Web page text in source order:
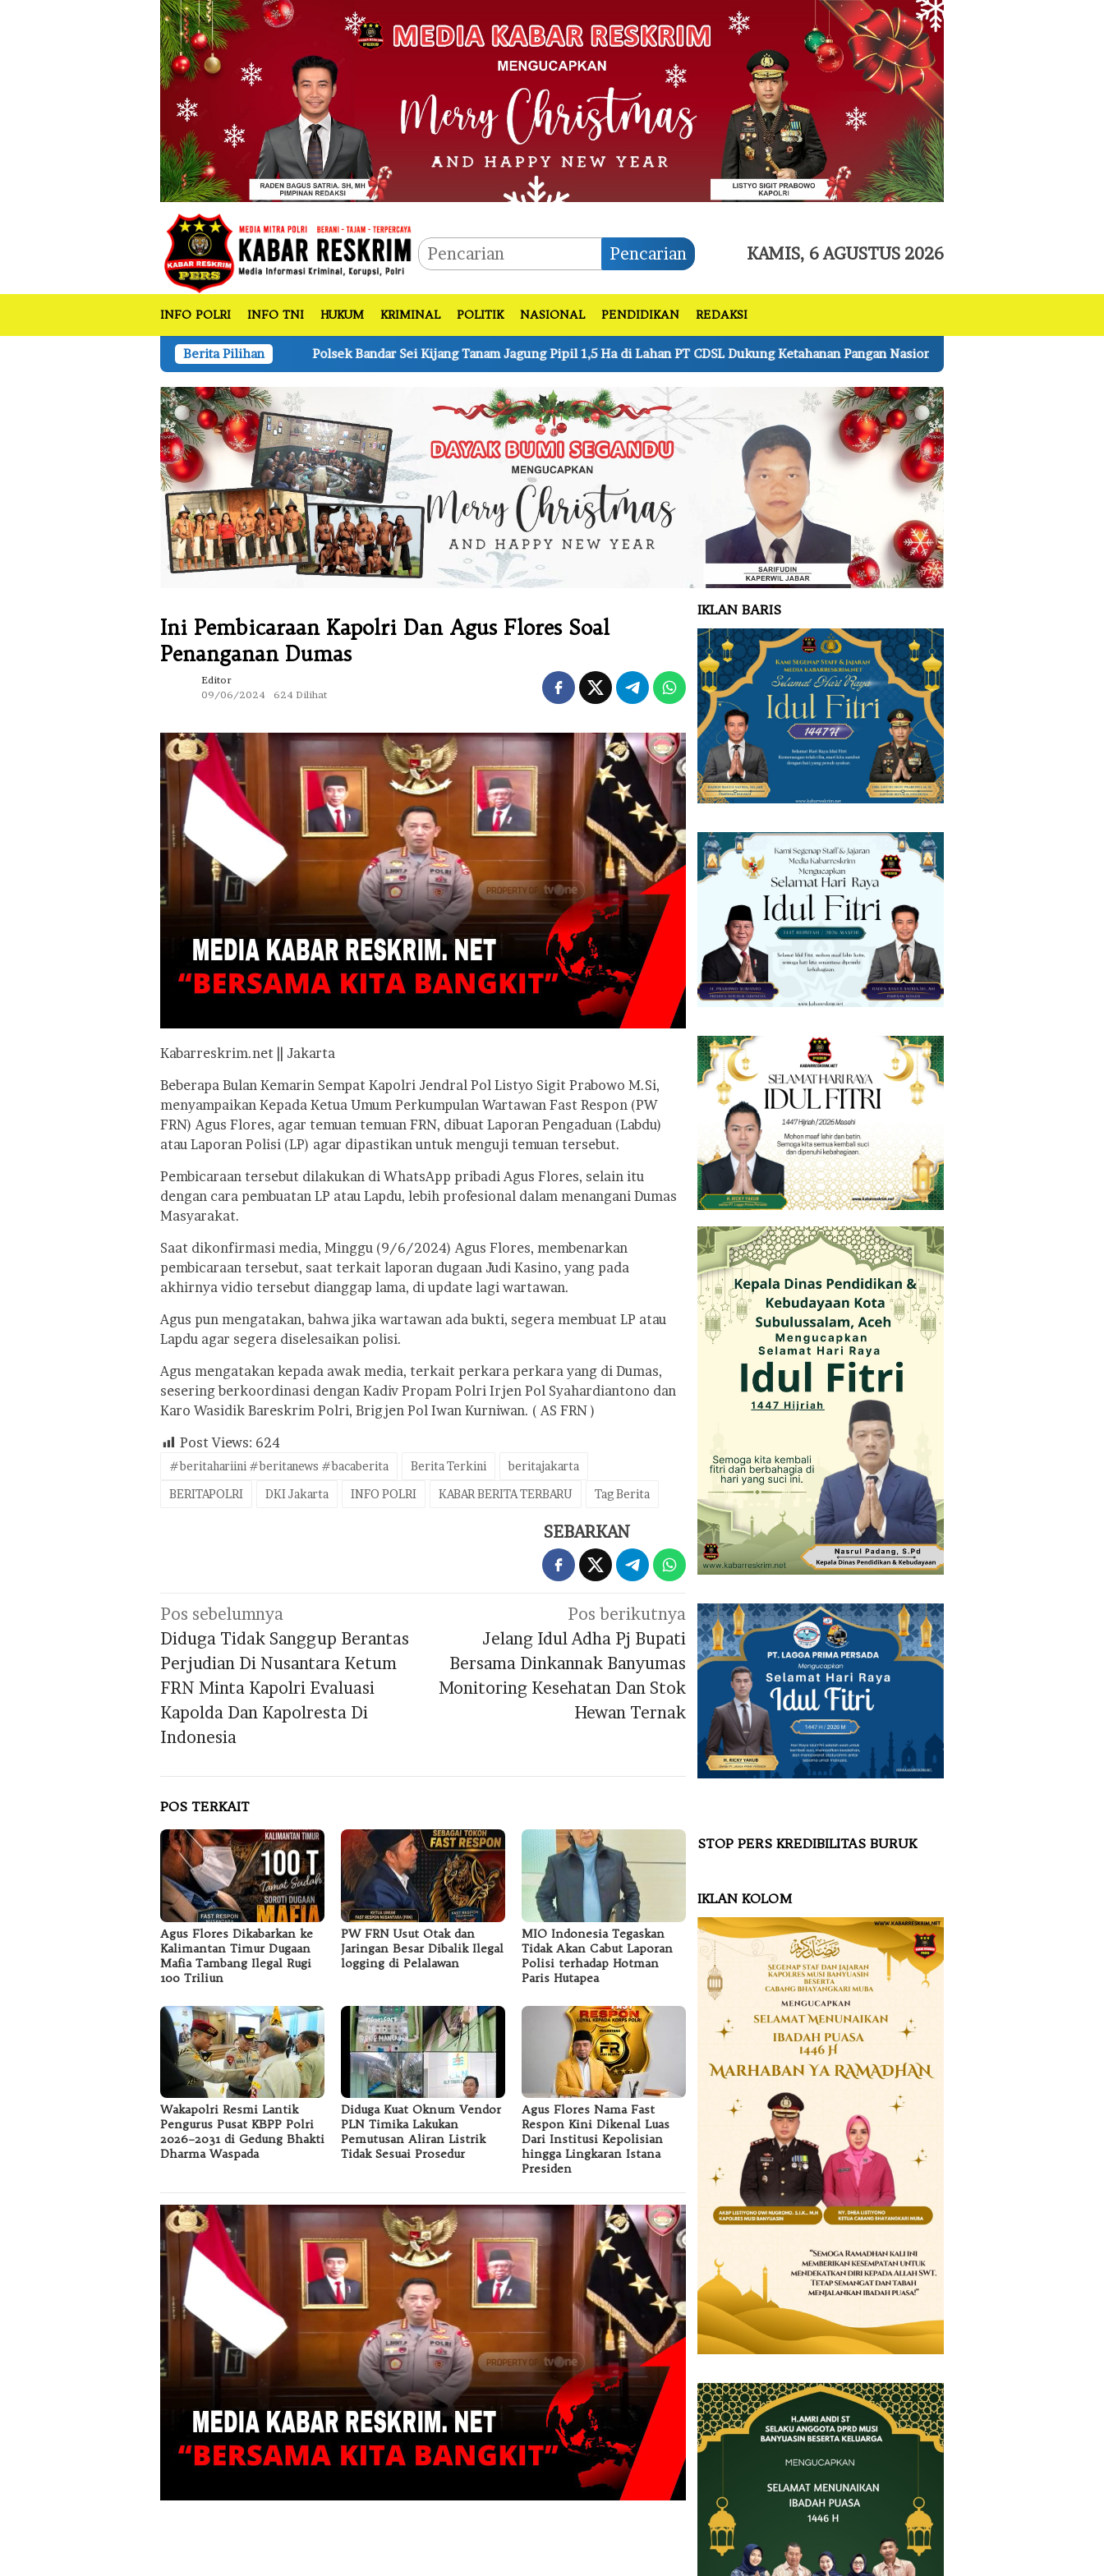
Pencarian KAMIS, 6 AGUSTUS 2026
INFO POLRI INFO TNI HUKUM KRIMINAL POLITIK NASIONAL PENDIDIKAN REDAKSI
Berita Pilihan
Polsek Bandar Sei Kijang Tanam Jagung Pipil 1,5 Ha di Lahan PT CDSL Dukung Ketahanan Pangan Nasional Kapolres Pelalawan Lantik Pengurus Bhuwana
Ini Pembicaraan Kapolri Dan Agus Flores Soal
Penanganan Dumas
Editor
09/06/2024
624 Dilihat
Kabarreskrim.net || Jakarta
Beberapa Bulan Kemarin Sempat Kapolri Jendral Pol Listyo Sigit Prabowo M.Si,
menyampaikan Kepada Ketua Umum Perkumpulan Wartawan Fast Respon (PW
FRN) Agus Flores, agar temuan temuan FRN, dibuat Laporan Pengaduan (Labdu)
atau Laporan Polisi (LP) agar dipastikan untuk menguji temuan tersebut.
Pembicaraan tersebut dilakukan di WhatsApp pribadi Agus Flores, selain itu
dengan cara pembuatan LP atau Lapdu, lebih profesional dalam menangani Dumas
Masyarakat.
Saat dikonfirmasi media, Minggu (9/6/2024) Agus Flores, membenarkan
pembicaraan tersebut, saat terkait laporan dugaan Judi Kasino, yang pada
akhirnya vidio tersebut dianggap lama, di update lagi wartawan.
Agus pun mengatakan, bahwa jika wartawan ada bukti, segera membuat LP atau
Lapdu agar segera diselesaikan polisi.
Agus mengatakan kepada awak media, terkait perkara perkara yang di Dumas,
sesering berkoordinasi dengan Kadiv Propam Polri Irjen Pol Syahardiantono dan
Karo Wasidik Bareskrim Polri, Brigjen Pol Iwan Kurniwan. ( AS FRN )
Post Views: 624
#beritahariini #beritanews #bacaberita Berita Terkini
beritajakarta
BERITAPOLRI
DKI Jakarta INFO POLRI KABAR BERITA TERBARU Tag Berita
SEBARKAN
Navigasi
pos
Pos sebelumnya
Diduga Tidak Sanggup Berantas
Perjudian Di Nusantara Ketum
FRN Minta Kapolri Evaluasi
Kapolda Dan Kapolresta Di
Indonesia
Pos berikutnya
Jelang Idul Adha Pj Bupati
Bersama Dinkannak Banyumas
Monitoring Kesehatan Dan Stok
Hewan Ternak
POS TERKAIT
Agus Flores Dikabarkan ke
Kalimantan Timur Dugaan
Mafia Tambang Ilegal Rugi
100 Triliun
PW FRN Usut Otak dan
Jaringan Besar Dibalik Ilegal
logging di Pelalawan
MIO Indonesia Tegaskan
Tidak Akan Cabut Laporan
Polisi terhadap Hotman
Paris Hutapea
Wakapolri Resmi Lantik
Pengurus Pusat KBPP Polri
2026–2031 di Gedung Bhakti
Dharma Waspada
Diduga Kuat Oknum Vendor
PLN Timika Lakukan
Pemutusan Aliran Listrik
Tidak Sesuai Prosedur
Agus Flores Nama Fast
Respon Kini Dikenal Luas
Dari Institusi Kepolisian
hingga Lingkaran Istana
Presiden
IKLAN BARIS
STOP PERS KREDIBILITAS BURUK
IKLAN KOLOM